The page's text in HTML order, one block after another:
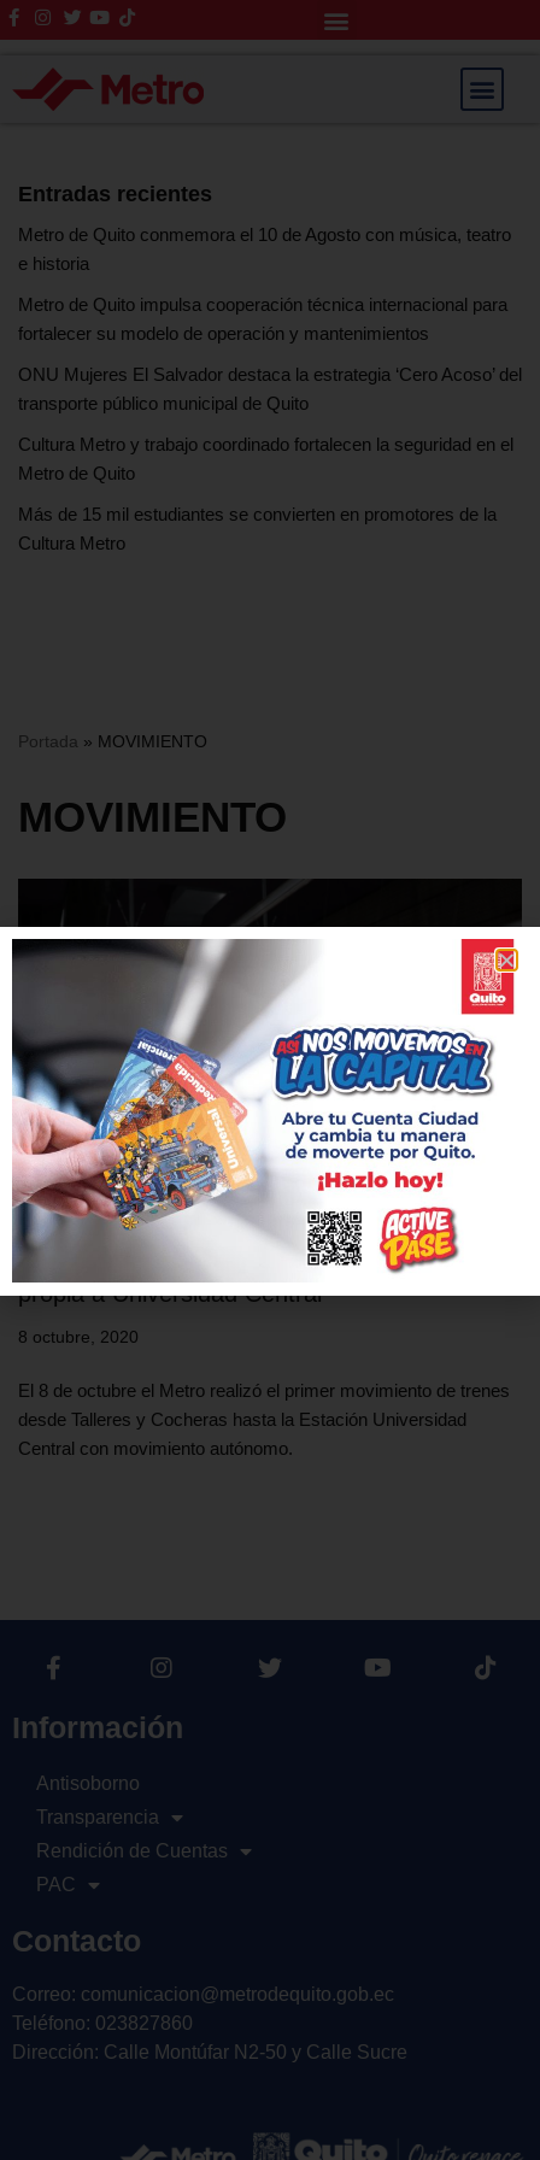
Saltar
al
Entradas recientes
Metro de Quito conmemora el 10 de Agosto con música, teatro
e historia
Metro de Quito impulsa cooperación técnica internacional para
fortalecer su modelo de operación y mantenimientos
ONU Mujeres El Salvador destaca la estrategia ‘Cero Acoso’ del
transporte público municipal de Quito
Cultura Metro y trabajo coordinado fortalecen la seguridad en el
Metro de Quito
Más de 15 mil estudiantes se convierten en promotores de la
Cultura Metro
Portada » MOVIMIENTO
MOVIMIENTO
Tren del Metro de Quito llega con energía
propia a Universidad Central
8 octubre, 2020
El 8 de octubre el Metro realizó el primer movimiento de trenes
desde Talleres y Cocheras hasta la Estación Universidad
Central con movimiento autónomo.
Información
Antisoborno
Transparencia
Rendición de Cuentas
PAC
Contacto
Correo: comunicacion@metrodequito.gob.ec
Teléfono: 023827860
Dirección: Calle Montúfar N2-50 y Calle Sucre